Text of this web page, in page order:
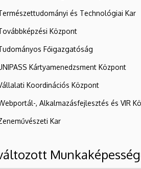
és Technológiai Kar
Központ
Főigazgatóság
Kártyamenedzsment Központ
Koordinációs Központ
, Alkalmazásfejlesztés és VIR
Kar